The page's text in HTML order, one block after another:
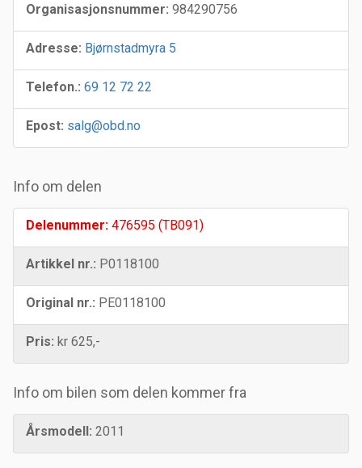
Organisasjonsnummer: 984290756
Adresse: Bjørnstadmyra 5
Telefon.: 69 12 72 22
Epost: salg@obd.no
Info om delen
Delenummer: 476595 (TB091)
Artikkel nr.: P0118100
Original nr.: PE0118100
Pris: kr 625,-
Info om bilen som delen kommer fra
Årsmodell: 2011